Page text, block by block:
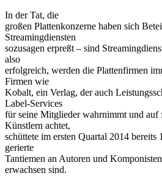
In der Tat, die
großen Plattenkonzerne haben sich
Streamingdiensten
sozusagen erpreßt – sind
also
erfolgreich, werden die Plattenfirmen
Firmen wie
Kobalt, ein Verlag, der auch
Label-Services
für seine Mitglieder wahrnimmt und auf
Künstlern achtet,
schüttete im ersten Quartal 2014
gerierte
Tantiemen an Autoren und
erwachsen sind.